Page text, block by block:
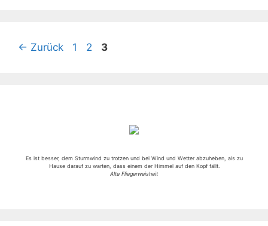
← Zurück Seite
1 Seite
2 Seite
3
Es ist besser, dem Sturmwind zu trotzen und bei Wind und Wetter abzuheben, als zu
Hause darauf zu warten, dass einem der Himmel auf den Kopf fällt.
Alte Fliegerweisheit